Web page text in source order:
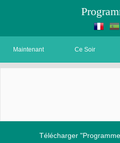
Maintenant Ce Soir
Télécharger